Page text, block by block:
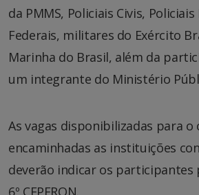
da PMMS, Policiais Civis,
Federais, militares do Exército
Marinha do Brasil, além da
um integrante do Ministério
As vagas disponibilizadas para o
encaminhadas as instituições
deverão indicar os participantes
6º CEPFRON.